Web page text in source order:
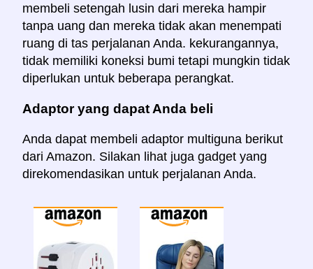
membeli setengah lusin dari mereka hampir
tanpa uang dan mereka tidak akan menempati
ruang di tas perjalanan Anda. kekurangannya,
tidak memiliki koneksi bumi tetapi mungkin tidak
diperlukan untuk beberapa perangkat.
Adaptor yang dapat Anda beli
Anda dapat membeli adaptor multiguna berikut
dari Amazon. Silakan lihat juga gadget yang
direkomendasikan untuk perjalanan Anda.